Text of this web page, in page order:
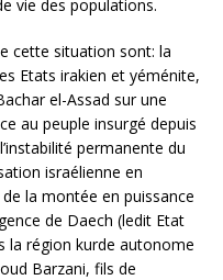
vie des populations.
cette situation sont: la
Etats irakien et yéménite,
el-Assad sur une
au peuple insurgé depuis
permanente du
israélienne en
la montée en puissance
de Daech (ledit Etat
la région kurde autonome
Barzani, fils de